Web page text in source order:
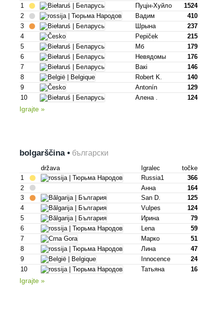
1
Пуцін-Хуйло
1524
2
Вадим
410
3
Шрына
237
4
Pepiček
215
5
Мб
179
6
Невядомы
176
7
Вакі
146
8
Robert K.
140
9
Antonín
129
10
Алена . 124
Igrajte »
bolgarščina • български
država Igralec
točke
1
Russia1
366
2
Анна
164
3
San D.
125
4
Vulpes
124
5
Ирина
79
6
Lena
59
7
Марко
51
8
Лина
47
9
Innocence
24
10
Татьяна 16
Igrajte »